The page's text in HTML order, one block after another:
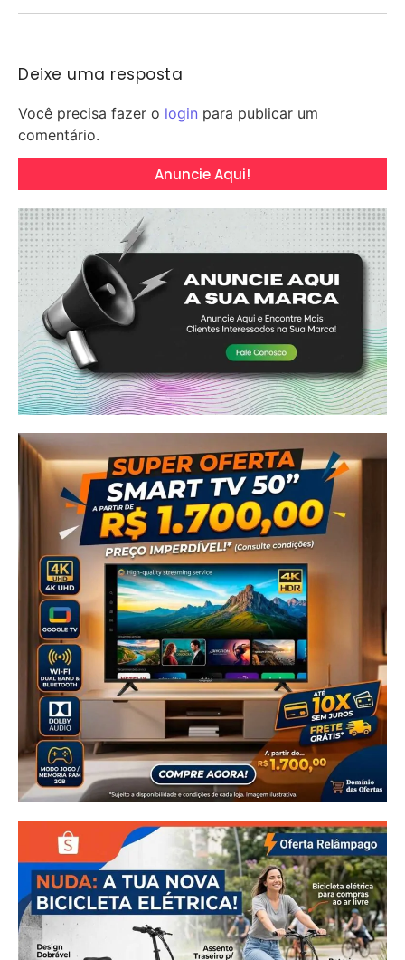
Deixe uma resposta
Você precisa fazer o login para publicar um
comentário.
Anuncie Aqui!